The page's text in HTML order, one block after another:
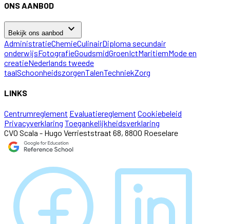
ONS AANBOD
Bekijk ons aanbod keyboard_arrow_down
AdministratieChemieCulinairDiploma secundair
onderwijsFotografieGoudsmidGroenIctMaritiemMode en
creatieNederlands tweede
taalSchoonheidszorgenTalenTechniekZorg
LINKS
Centrumreglement Evaluatiereglement Cookiebeleid
Privacyverklaring Toegankelijkheidsverklaring
CVO Scala - Hugo Verrieststraat 68, 8800 Roeselare